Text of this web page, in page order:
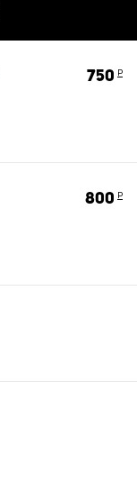
750 Р
800 Р